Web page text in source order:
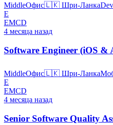
MiddleОфис🇱🇰 Шри-Ланка
E
EMCD
4 месяца назад
Software Engineer (iOS &
MiddleОфис🇱🇰 Шри-Ланка
E
EMCD
4 месяца назад
Senior Software Quality